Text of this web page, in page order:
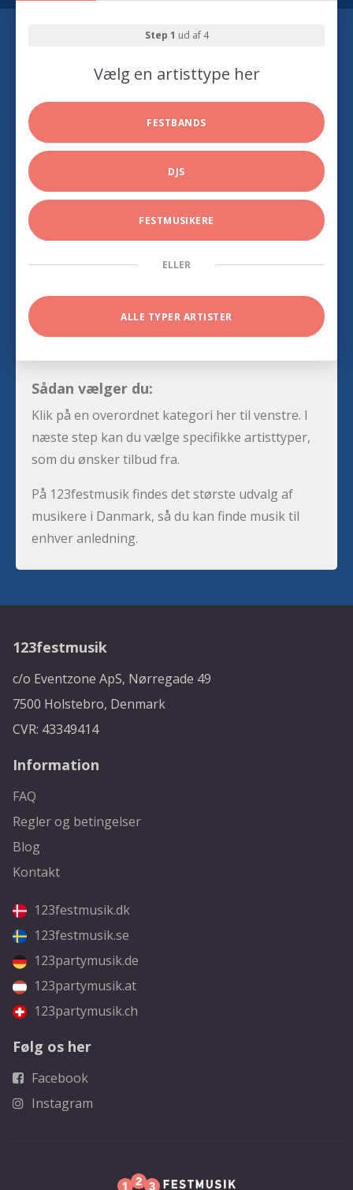
Step 1 ud af 4
Vælg en artisttype her
FESTBANDS
DJS
FESTMUSIKERE
ELLER
ALLE TYPER ARTISTER
Sådan vælger du:
Klik på en overordnet kategori her til venstre. I
næste step kan du vælge specifikke artisttyper,
som du ønsker tilbud fra.
På 123festmusik findes det største udvalg af
musikere i Danmark, så du kan finde musik til
enhver anledning.
123festmusik
c/o Eventzone ApS, Nørregade 49
7500 Holstebro, Denmark
CVR: 43349414
Information
FAQ
Regler og betingelser
Blog
Kontakt
123festmusik.dk
123festmusik.se
123partymusik.de
123partymusik.at
123partymusik.ch
Følg os her
Facebook
Instagram